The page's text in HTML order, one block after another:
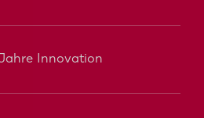
Innovation